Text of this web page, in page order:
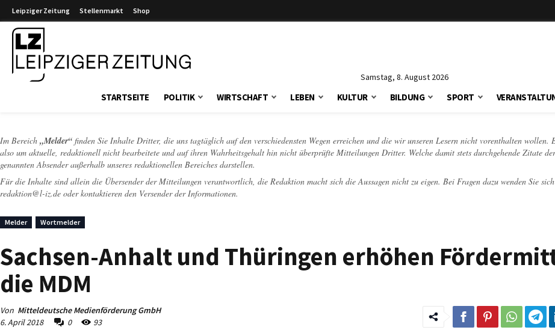
Leipziger Zeitung Stellenmarkt Shop
Samstag, 8. August 2026
STARTSEITE POLITIK WIRTSCHAFT LEBEN KULTUR BILDUNG SPORT
Im Bereich „Melder“ finden Sie Inhalte Dritter, die uns tagtäglich auf den verschiedensten Wegen erreichen und die wir unseren Lesern nicht vorenthalten wollen.
also um aktuelle, redaktionell nicht bearbeitete und auf ihren Wahrheitsgehalt hin nicht überprüfte Mitteilungen Dritter. Welche damit stets durchgehende Zitate
genannten Absender außerhalb unseres redaktionellen Bereiches darstellen.
Für die Inhalte sind allein die Übersender der Mitteilungen verantwortlich, die Redaktion macht sich die Aussagen nicht zu eigen. Bei Fragen dazu wenden Sie
redaktion@l-iz.de oder kontaktieren den Versender der Informationen.
Melder Wortmelder
Sachsen-Anhalt und Thüringen erhöhen
die MDM
Von Mitteldeutsche Medienförderung GmbH
6. April 2018
0 93